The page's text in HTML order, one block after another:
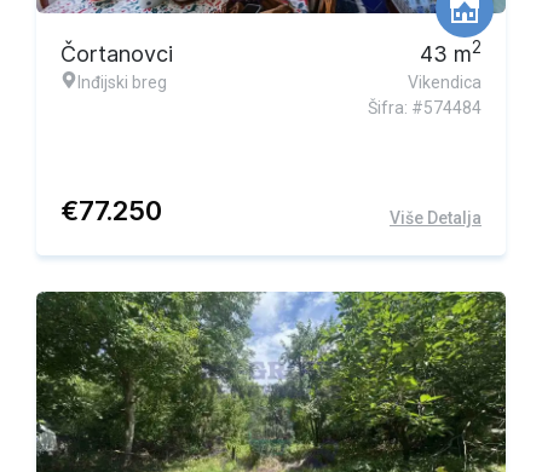
Čortanovci
Inđijski breg
43 m2
Vikendica
Šifra: #574484
€77.250 Više Detalja